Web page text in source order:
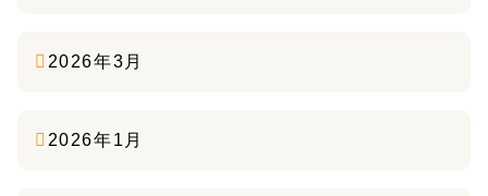
2026年3月
2026年1月